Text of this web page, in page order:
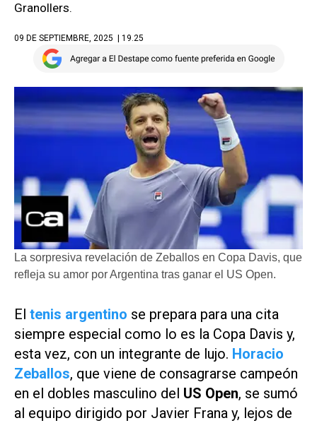
Granollers.
09 DE SEPTIEMBRE, 2025 | 19.25
La sorpresiva revelación de Zeballos en Copa Davis, que
refleja su amor por Argentina tras ganar el US Open.
El tenis argentino se prepara para una cita
siempre especial como lo es la Copa Davis y,
esta vez, con un integrante de lujo. Horacio
Zeballos, que viene de consagrarse campeón
en el dobles masculino del US Open, se sumó
al equipo dirigido por Javier Frana y, lejos de